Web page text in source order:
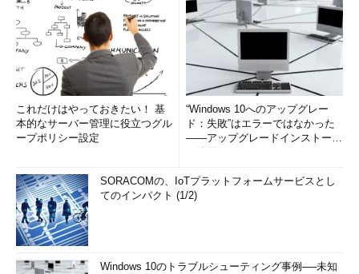
これだけはやっておきたい！ 基
本的なサーバー管理に役立つグル
ープポリシー設定
“Windows 10へのアップグレー
ド：失敗”はエラーではなかった
――アップグレードインストール
SORACOMの、IoTプラットフォームサービスとし
てのインパクト (1/2)
Windows 10のトラブルシューティング事例──未知